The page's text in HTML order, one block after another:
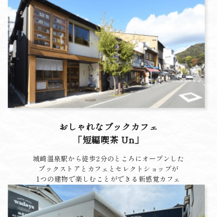
おしゃれなブックカフェ
「短編喫茶 Un」
城崎温泉駅から徒歩2分のところにオープンした
ブックストアとカフェとセレクトショップが
1つの建物で楽しむことができる新感覚カフェ